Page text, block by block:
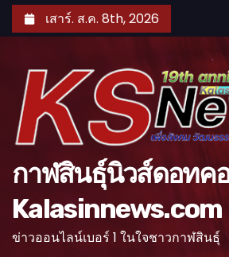
k
เสาร์. ส.ค. 8th, 2026
กาฬสินธุ์นิวส์ดอทค
Kalasinnews.com
ข่าวออนไลน์เบอร์ 1 ในใจชาวกาฬสินธุ์